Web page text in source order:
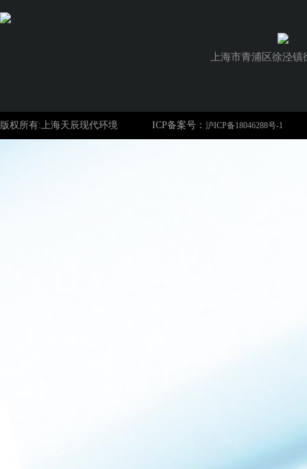
上海市青浦区徐泾
版权所有:上海天辰现代环境 ICP备案号： 沪ICP备18046288号-1